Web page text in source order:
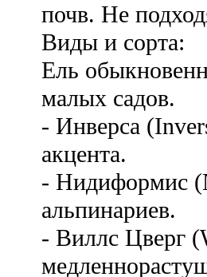
почв. Не
Виды и сорта:
Ель
малых садов.
- Инверса
акцента.
- Нидиформис
альпинариев.
- Виллс Цверг